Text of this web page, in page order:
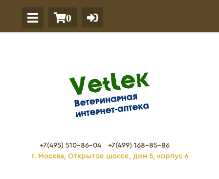
0
+7(495) 510-86-04
+7(499) 168-85-86
г. Москва, Открытое шоссе, дом 5, корпус 6